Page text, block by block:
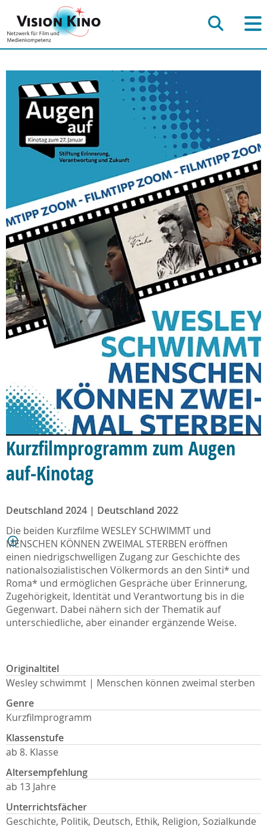
Kurzfilmprogramm zum Augen
auf-Kinotag
Deutschland 2024 | Deutschland 2022
Die beiden Kurzfilme WESLEY SCHWIMMT und
MENSCHEN KÖNNEN ZWEIMAL STERBEN eröffnen
einen niedrigschwelligen Zugang zur Geschichte des
nationalsozialistischen Völkermords an den Sinti* und
Roma* und ermöglichen Gespräche über Erinnerung,
Zugehörigkeit, Identität und Verantwortung bis in die
Gegenwart. Dabei nähern sich der Thematik auf
unterschiedliche, aber einander ergänzende Weise.
Originaltitel
Wesley schwimmt | Menschen können zweimal sterben
Genre
Kurzfilmprogramm
Klassenstufe
ab 8. Klasse
Altersempfehlung
ab 13 Jahre
Unterrichtsfächer
Geschichte, Politik, Deutsch, Ethik, Religion, Sozialkunde